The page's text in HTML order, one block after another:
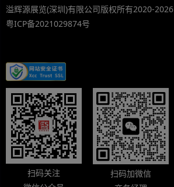
溢辉源展览(深圳)有限公司版权所有2020-2026
粤ICP备2021029874号
扫码关注
扫码加微信